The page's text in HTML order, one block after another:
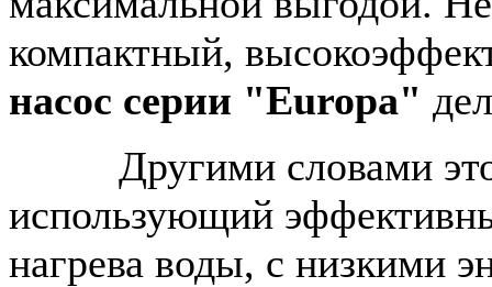
компактный,
насос серии "Europa"
Другими словами
использующий
нагрева воды, с низкими